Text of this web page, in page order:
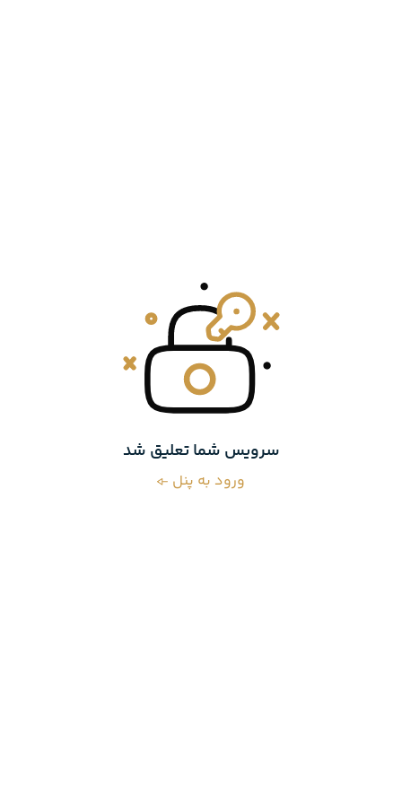
سرویس شما تعلیق شد
ورود به پنل